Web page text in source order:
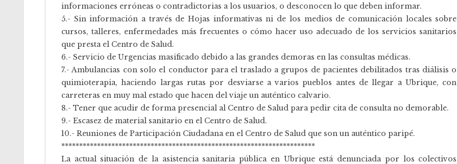
informaciones erróneas o contradictorias a los usuarios, o desconocen lo que deben informar.
5.- Sin información a través de Hojas informativas ni de los medios de comunicación locales sobre
cursos, talleres, enfermedades más frecuentes o cómo hacer uso adecuado de los servicios sanitarios
que presta el Centro de Salud.
6.- Servicio de Urgencias masificado debido a las grandes demoras en las consultas médicas.
7.- Ambulancias con solo el conductor para el traslado a grupos de pacientes debilitados tras diálisis o
quimioterapia, haciendo largas rutas por desviarse a varios pueblos antes de llegar a Ubrique, con
carreteras en muy mal estado que hacen del viaje un auténtico calvario.
8.- Tener que acudir de forma presencial al Centro de Salud para pedir cita de consulta no demorable.
9.- Escasez de material sanitario en el Centro de Salud.
10.- Reuniones de Participación Ciudadana en el Centro de Salud que son un auténtico paripé.
***********************************************************************
La actual situación de la asistencia sanitaria pública en Ubrique está denunciada por los colectivos